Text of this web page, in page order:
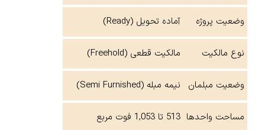
وضعیت پروژه آماده تحویل (Ready)
نوع مالکیت مالکیت قطعی (Freehold)
وضعیت مبلمان نیمه مبله (Semi Furnished)
مساحت واحدها 513 تا 1,053 فوت مربع